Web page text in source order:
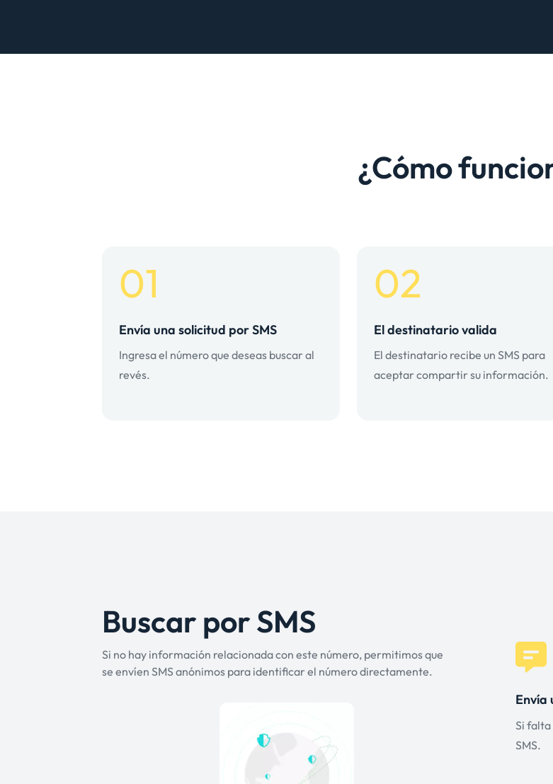
¿Cómo
01
Envía una solicitud por SMS
Ingresa el número que deseas buscar al
revés.
02
El destinatario valida
El destinatario recibe un SMS para
aceptar compartir su información.
Buscar por SMS
Si no hay información relacionada con este número, permitimos que
se envíen SMS anónimos para identificar el número directamente.
Envía
Si falta
SMS.